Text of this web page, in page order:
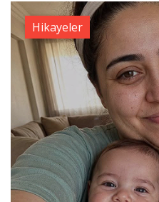
Hikayeler